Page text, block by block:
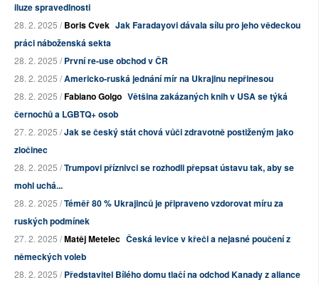
iluze spravedlnosti
28. 2. 2025 /Boris Cvek Jak Faradayovi dávala sílu pro jeho vědeckou
práci náboženská sekta
28. 2. 2025 /První re-use obchod v ČR
28. 2. 2025 /Americko-ruská jednání mír na Ukrajinu nepřinesou
28. 2. 2025 /Fabiano Golgo Většina zakázaných knih v USA se týká
černochů a LGBTQ+ osob
27. 2. 2025 /Jak se český stát chová vůči zdravotně postiženým jako
zločinec
28. 2. 2025 /Trumpovi příznivci se rozhodli přepsat ústavu tak, aby se
mohl uchá...
28. 2. 2025 /Téměř 80 % Ukrajinců je připraveno vzdorovat míru za
ruských podmínek
27. 2. 2025 /Matěj Metelec Česká levice v křeči a nejasné poučení z
německých voleb
28. 2. 2025 /Představitel Bílého domu tlačí na odchod Kanady z aliance